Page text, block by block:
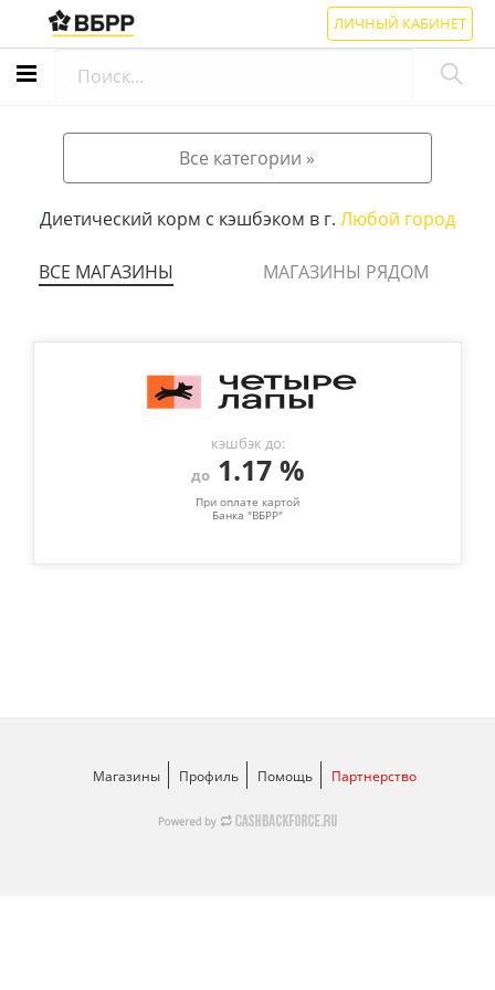
ЛИЧНЫЙ КАБИНЕТ
Все категории »
Диетический корм с кэшбэком в г. Любой город
ВСЕ МАГАЗИНЫ МАГАЗИНЫ РЯДОМ
кэшбэк до:
до1.17 %
При оплате картой
Банка "ВБРР"
Магазины Профиль Помощь Партнерство